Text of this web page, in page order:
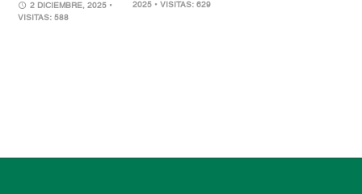
2 DICIEMBRE, 2025 •
VISITAS: 588
2025 • VISITAS: 629